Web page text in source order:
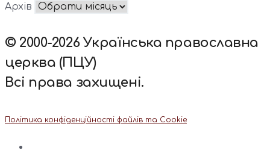
Архів
© 2000-2026 Українська православна
церква (ПЦУ)
Всі права захищені.
Політика конфіденційності файлів та Cookie